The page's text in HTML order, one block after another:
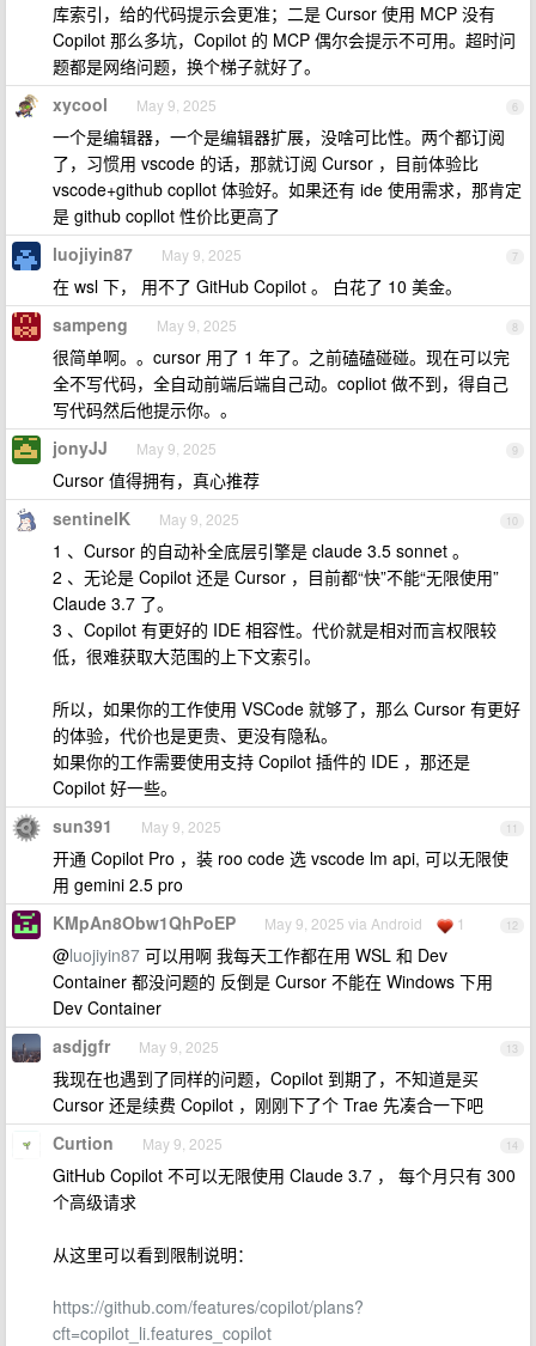
库索引，给的代码提示会更准；二是 Cursor 使用 MCP 没有
Copilot 那么多坑，Copilot 的 MCP 偶尔会提示不可用。超时问
题都是网络问题，换个梯子就好了。
6
xycool May 9, 2025
一个是编辑器，一个是编辑器扩展，没啥可比性。两个都订阅
了，习惯用 vscode 的话，那就订阅 Cursor ，目前体验比
vscode+github copllot 体验好。如果还有 ide 使用需求，那肯定
是 github copllot 性价比更高了
7
luojiyin87 May 9, 2025
在 wsl 下， 用不了 GitHub Copilot 。 白花了 10 美金。
8
sampeng May 9, 2025
很简单啊。。cursor 用了 1 年了。之前磕磕碰碰。现在可以完
全不写代码，全自动前端后端自己动。copliot 做不到，得自己
写代码然后他提示你。。
9
jonyJJ May 9, 2025
Cursor 值得拥有，真心推荐
10
sentinelK May 9, 2025
1 、Cursor 的自动补全底层引擎是 claude 3.5 sonnet 。
2 、无论是 Copilot 还是 Cursor ，目前都“快”不能“无限使用”
Claude 3.7 了。
3 、Copilot 有更好的 IDE 相容性。代价就是相对而言权限较
低，很难获取大范围的上下文索引。
所以，如果你的工作使用 VSCode 就够了，那么 Cursor 有更好
的体验，代价也是更贵、更没有隐私。
如果你的工作需要使用支持 Copilot 插件的 IDE ，那还是
Copilot 好一些。
11
sun391 May 9, 2025
开通 Copilot Pro ，装 roo code 选 vscode lm api, 可以无限使
用 gemini 2.5 pro
12
KMpAn8Obw1QhPoEP May 9, 2025 via Android 1
@luojiyin87 可以用啊 我每天工作都在用 WSL 和 Dev
Container 都没问题的 反倒是 Cursor 不能在 Windows 下用
Dev Container
13
asdjgfr May 9, 2025
我现在也遇到了同样的问题，Copilot 到期了，不知道是买
Cursor 还是续费 Copilot ，刚刚下了个 Trae 先凑合一下吧
14
Curtion May 9, 2025
GitHub Copilot 不可以无限使用 Claude 3.7 ， 每个月只有 300
个高级请求
从这里可以看到限制说明：
https://github.com/features/copilot/plans?
cft=copilot_li.features_copilot